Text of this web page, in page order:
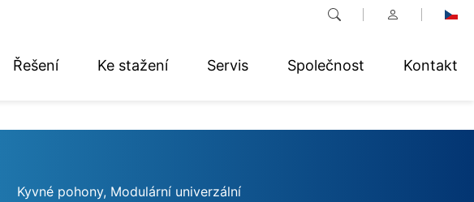
Řešení Ke stažení Servis Společnost Kontakt
Kyvné pohony, Modulární univerzální